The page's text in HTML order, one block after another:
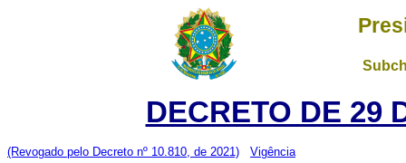
DECRETO DE 29
(Revogado pelo Decreto nº 10.810, de 2021)
Vigência